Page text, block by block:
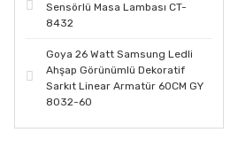
Sensörlü Masa Lambası CT-
8432
Goya 26 Watt Samsung Ledli
Ahşap Görünümlü Dekoratif
Sarkıt Linear Armatür 60CM GY
8032-60